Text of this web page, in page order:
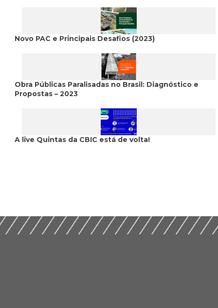
Novo PAC e Principais Desafios (2023)
Obra Públicas Paralisadas no Brasil: Diagnóstico e
Propostas – 2023
A live Quintas da CBIC está de volta!